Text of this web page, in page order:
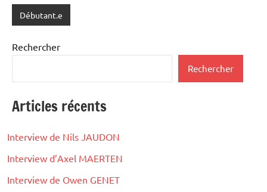
Débutant.e
Rechercher
Rechercher
Articles récents
Interview de Nils JAUDON
Interview d’Axel MAERTEN
Interview de Owen GENET